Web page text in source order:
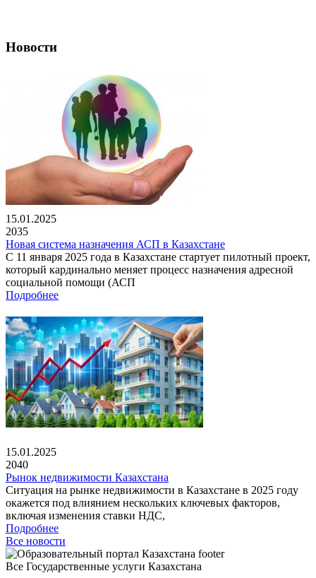
Новости
15.01.2025
2035
Новая система назначения АСП в Казахстане
С 11 января 2025 года в Казахстане стартует пилотный проект,
который кардинально меняет процесс назначения адресной
социальной помощи (АСП
Подробнее
15.01.2025
2040
Рынок недвижимости Казахстана
Ситуация на рынке недвижимости в Казахстане в 2025 году
окажется под влиянием нескольких ключевых факторов,
включая изменения ставки НДС,
Подробнее
Все новости
Все Государственные услуги Казахстана